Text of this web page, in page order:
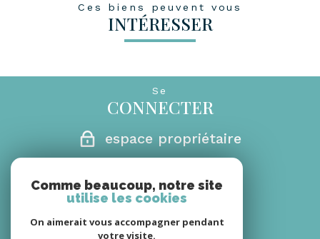
Ces biens peuvent vous
INTÉRESSER
Se
CONNECTER
espace propriétaire
CONTACTER
06 08 66 30 18
Comme beaucoup, notre site
utilise les cookies
On aimerait vous accompagner pendant
votre visite.